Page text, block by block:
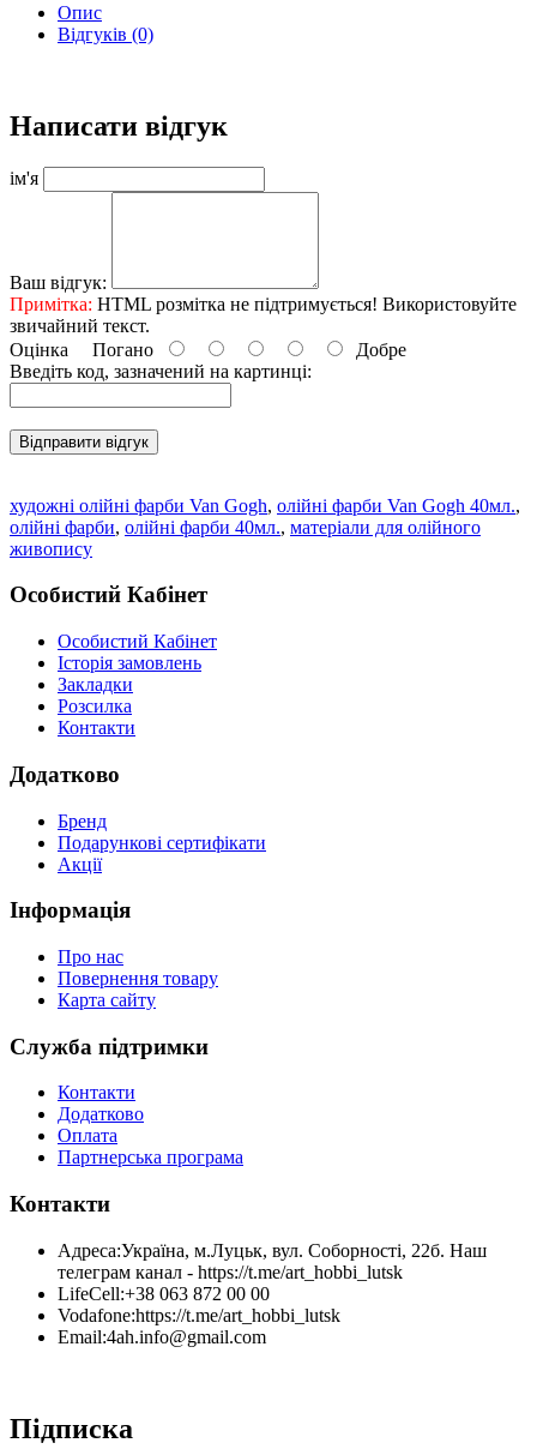
Опис
Відгуків (0)
Написати відгук
ім'я
Ваш відгук:
Примітка: HTML розмітка не підтримується! Використовуйте
звичайний текст.
Оцінка Погано
Добре
Введіть код, зазначений на картинці:
Відправити відгук
художні олійні фарби Van Gogh, олійні фарби Van Gogh 40мл.,
олійні фарби, олійні фарби 40мл., матеріали для олійного
живопису
Особистий Кабінет
Особистий Кабінет
Історія замовлень
Закладки
Розсилка
Контакти
Додатково
Бренд
Подарункові сертифікати
Акції
Інформація
Про нас
Повернення товару
Карта сайту
Служба підтримки
Контакти
Додатково
Оплата
Партнерська програма
Контакти
Адреса:Україна, м.Луцьк, вул. Соборності, 22б. Наш
телеграм канал - https://t.me/art_hobbi_lutsk
LifeCell:+38 063 872 00 00
Vodafone:https://t.me/art_hobbi_lutsk
Email:4ah.info@gmail.com
Підписка